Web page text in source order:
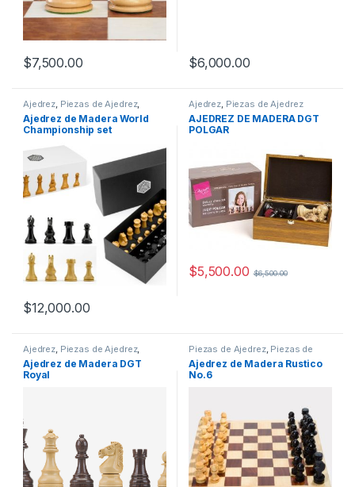
$7,500.00 $6,000.00
Ajedrez, Piezas de Ajedrez,
Piezas de Ajedrez Madera
Ajedrez de Madera World
Championship set
$12,000.00
Ajedrez, Piezas de Ajedrez
Madera
AJEDREZ DE MADERA DGT
POLGAR
$5,500.00 $6,500.00
Ajedrez Piezas de Ajedrez,
Piezas de Ajedrez Madera
Ajedrez de Madera DGT
Royal
Piezas de Ajedrez, Piezas de
Ajedrez Madera
Ajedrez de Madera Rustico
No.6